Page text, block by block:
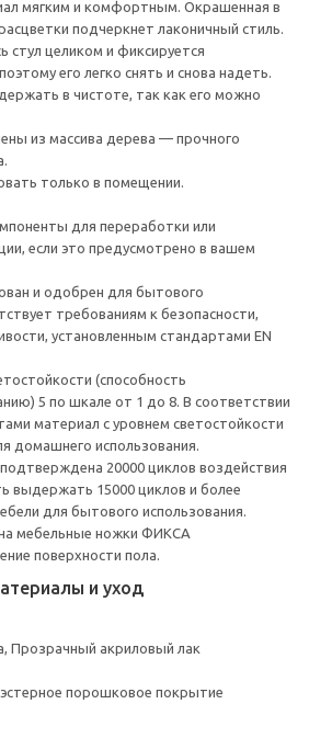
мягким и комфортным. Окрашенная в
подчеркнет лаконичный стиль.
стул целиком и фиксируется
его легко снять и снова надеть.
в чистоте, так как его можно
из массива дерева — прочного
только в помещении.
для переработки или
если это предусмотрено в вашем
и одобрен для бытового
требованиям к безопасности,
установленным стандартами EN
(способность
5 по шкале от 1 до 8. В соответствии
материал с уровнем светостойкости
домашнего использования.
20000 циклов воздействия
выдержать 15000 циклов и более
для бытового использования.
мебельные ножки ФИКСА
поверхности пола.
и уход
Прозрачный акриловый лак
порошковое покрытие